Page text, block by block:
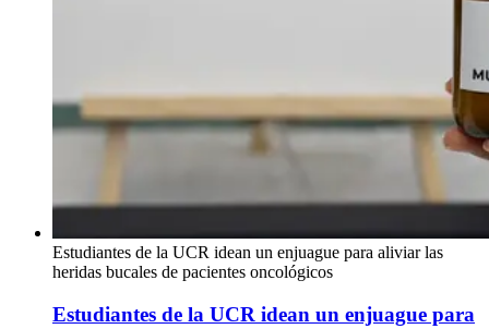
Estudiantes de la UCR idean un enjuague para aliviar las
heridas bucales de pacientes oncológicos
Estudiantes de la UCR idean un enjuague para